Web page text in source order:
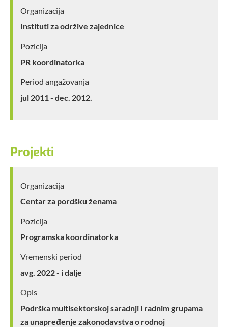
Organizacija
Instituti za održive zajednice
Pozicija
PR koordinatorka
Period angažovanja
jul 2011 - dec. 2012.
Projekti
Organizacija
Centar za pordšku ženama
Pozicija
Programska koordinatorka
Vremenski period
avg. 2022 - i dalje
Opis
Podrška multisektorskoj saradnji i radnim grupama
za unapređenje zakonodavstva o rodnoj